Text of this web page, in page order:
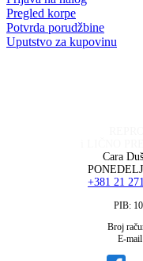
Pregled korpe
Potvrda porudžbine
Uputstvo za kupovinu
Cara
+381 21
PIB:
Broj
E-